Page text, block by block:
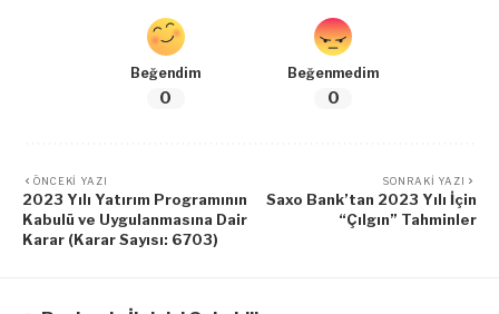
Beğendim
0
Beğenmedim
0
ÖNCEKI YAZI
2023 Yılı Yatırım Programının
Kabulü ve Uygulanmasına Dair
Karar (Karar Sayısı: 6703)
SONRAKI YAZI
Saxo Bank’tan 2023 Yılı İçin
“Çılgın” Tahminler